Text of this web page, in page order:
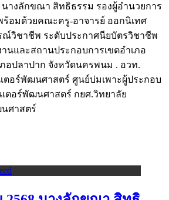
นางลักขณา สิทธิธรรม รองผู้อำนวยการ
ร้อมด้วยคณะครู-อาจารย์ ออกนิเทศ
ณ์วิชาชีพ ระดับประกาศนียบัตรวิชาชีพ
นและสถานประกอบการเขตอำเภอ
อปลาปาก จังหวัดนครพนม . อวท.
ตอร์พัฒนศาสตร์ ศูนย์บ่มเพาะผู้ประกอบ
ตอร์พัฒนศาสตร์ กยศ.วิทยาลัย
ศาสตร์